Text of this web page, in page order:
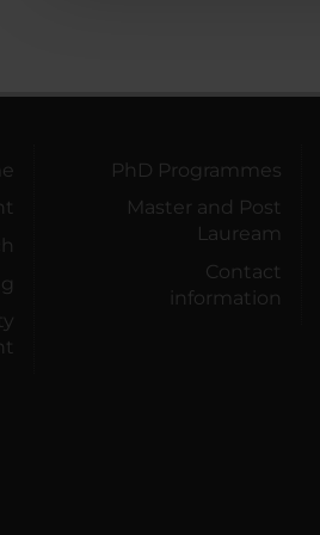
PhD Programmes
Master and Post
Lauream
Contact
information